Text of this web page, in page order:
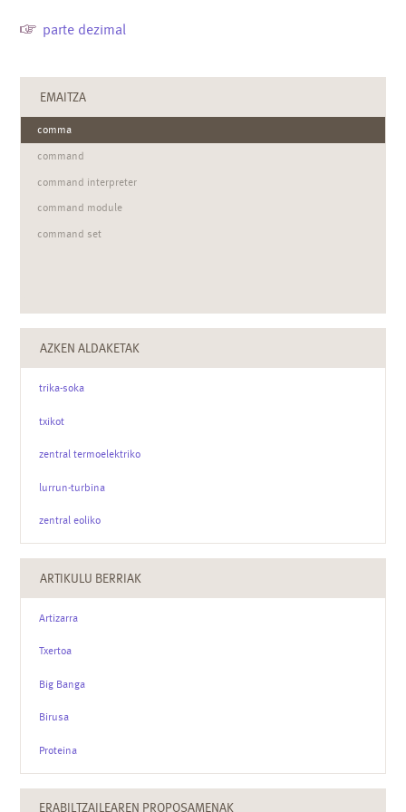
parte dezimal
EMAITZA
comma
command
command interpreter
command module
command set
AZKEN ALDAKETAK
trika-soka
txikot
zentral termoelektriko
lurrun-turbina
zentral eoliko
ARTIKULU BERRIAK
Artizarra
Txertoa
Big Banga
Birusa
Proteina
ERABILTZAILEAREN PROPOSAMENAK